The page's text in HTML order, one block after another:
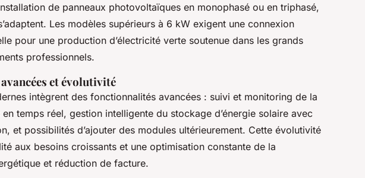
de panneaux photovoltaïques en monophasé ou en triphasé,
Les modèles supérieurs à 6 kW exigent une connexion
pour une production d’électricité verte soutenue dans les grands
professionnels.
et évolutivité
intègrent des fonctionnalités avancées : suivi et monitoring de la
temps réel, gestion intelligente du stockage d’énergie solaire avec
et possibilités d’ajouter des modules ultérieurement. Cette évolutivité
aux besoins croissants et une optimisation constante de la
et réduction de facture.